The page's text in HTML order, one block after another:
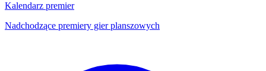
Kalendarz premier
Nadchodzące premiery gier planszowych